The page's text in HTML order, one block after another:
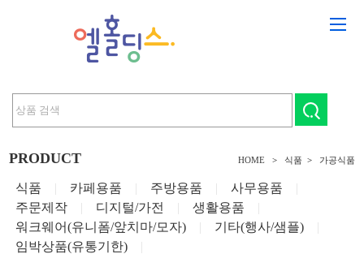
PRODUCT HOME> 식품 > 가공식품
식품 | 카페용품 | 주방용품 | 사무용품
|
주문제작
| 디지털/가전 | 생활용품
|
워크웨어(유니폼/앞치마/모자)
| 기타(행사/샘플)
|
임박상품(유통기한)
|